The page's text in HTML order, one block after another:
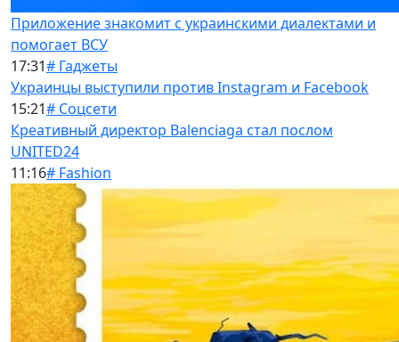
Приложение знакомит с украинскими диалектами и
помогает ВСУ
17:31# Гаджеты
Украинцы выступили против Instagram и Facebook
15:21# Соцсети
Креативный директор Balenciaga стал послом
UNITED24
11:16# Fashion